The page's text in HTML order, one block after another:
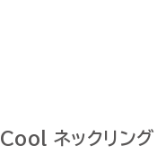
Cool ネックリング